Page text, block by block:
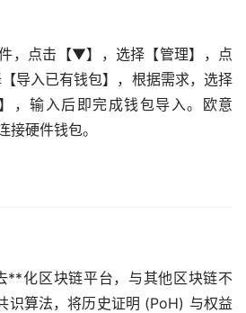
，点击【▼】，选择【管理】，点
导入已有钱包】，根据需求，选择
，输入后即完成钱包导入。欧意
硬件钱包。
**化区块链平台，与其他区块链不
识算法，将历史证明 (PoH) 与权益